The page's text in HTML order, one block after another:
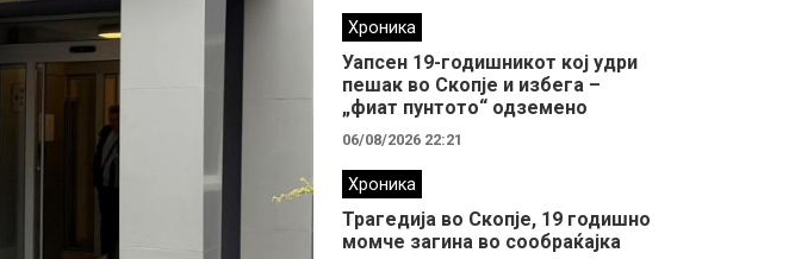
Хроника
Уапсен 19-годишникот кој удри
пешак во Скопје и избега –
„фиат пунтото“ одземено
06/08/2026 22:21
Хроника
Трагедија во Скопје, 19 годишно
момче загина во сообраќајка